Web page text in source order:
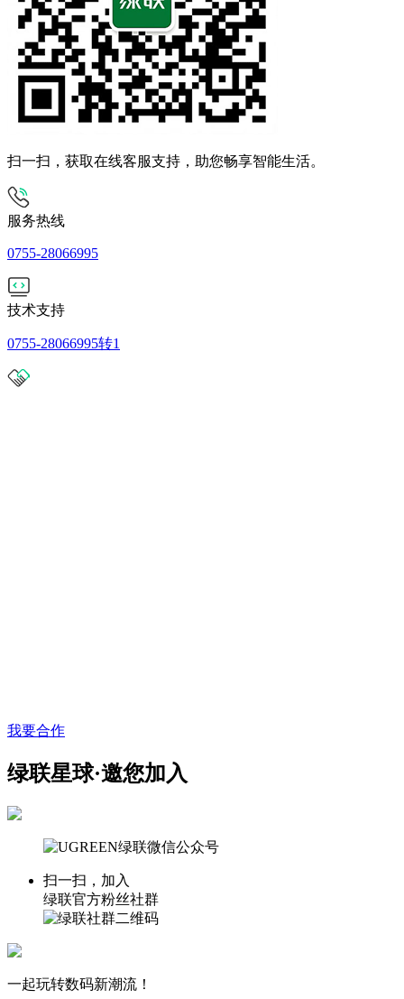
扫一扫，获取在线客服支持，助您畅享智能生活。
服务热线
0755-28066995
技术支持
0755-28066995转1
我要合作
绿联星球·邀您加入
扫一扫，加入
绿联官方粉丝社群
一起玩转数码新潮流！